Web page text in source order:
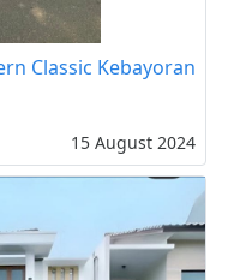
Classic Kebayoran
15 August 2024